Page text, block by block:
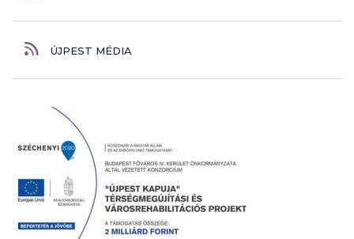
ÚJPEST MÉDIA